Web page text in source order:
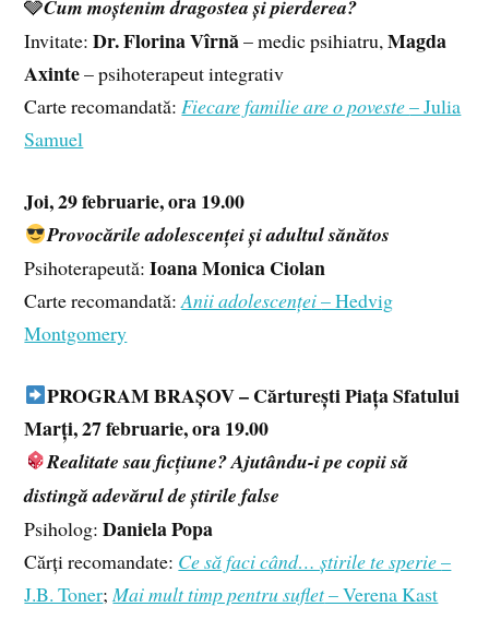
🩶Cum moștenim dragostea și pierderea?
Invitate:Dr. Florina Vîrnă– medic psihiatru,Magda
Axinte– psihoterapeut integrativ
Carte recomandată:Fiecare familie are o poveste– Julia
Samuel
Joi, 29 februarie, ora 19.00
Provocările adolescenței și adultul sănătos
Psihoterapeută:Ioana Monica Ciolan
Carte recomandată:Anii adolescenței– Hedvig
Montgomery
PROGRAM BRAȘOV – Cărturești Piața Sfatului
Marți, 27 februarie, ora 19.00
Realitate sau ficțiune? Ajutându-i pe copii să
distingă adevărul de știrile false
Psiholog:Daniela Popa
Cărți recomandate: Ce să faci când… știrile te sperie–
J.B. Toner; Mai mult timp pentru suflet– Verena Kast